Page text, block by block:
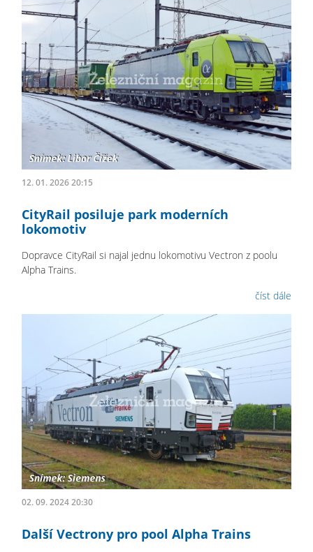
12. 01. 2026 20:15
CityRail posiluje park moderních
lokomotiv
Dopravce CityRail si najal jednu lokomotivu Vectron z poolu
Alpha Trains.
číst dále
02. 09. 2024 20:30
Další Vectrony pro pool Alpha Trains